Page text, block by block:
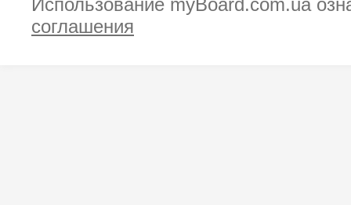
Использование myBoard.com.ua
соглашения